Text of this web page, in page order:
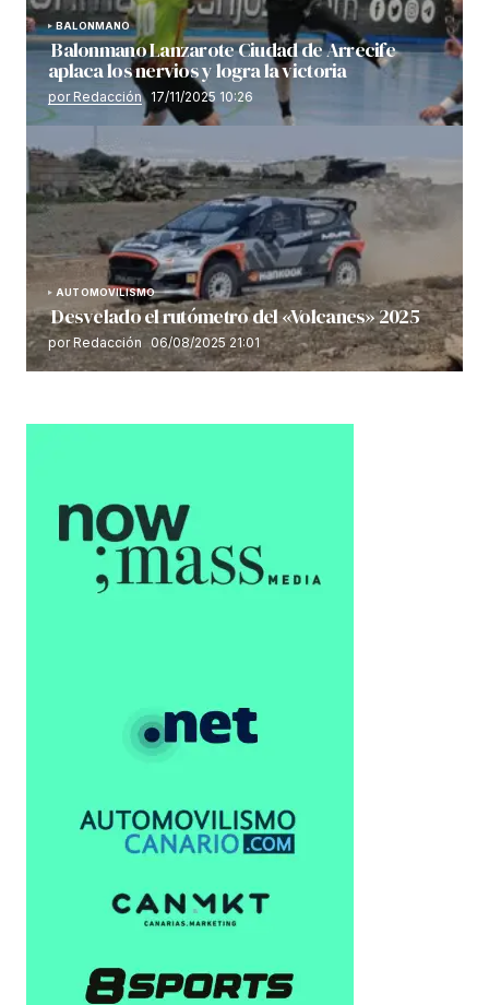
BALONMANO
Balonmano Lanzarote Ciudad de Arrecife
aplaca los nervios y logra la victoria
por Redacción 17/11/2025 10:26
AUTOMOVILISMO
Desvelado el rutómetro del «Volcanes» 2025
por Redacción 06/08/2025 21:01